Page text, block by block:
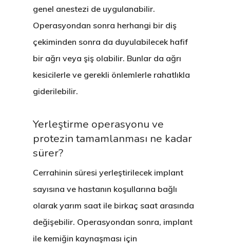
genel anestezi de uygulanabilir.
Operasyondan sonra herhangi bir diş
çekiminden sonra da duyulabilecek hafif
bir ağrı veya şiş olabilir. Bunlar da ağrı
kesicilerle ve gerekli önlemlerle rahatlıkla
giderilebilir.
Yerleştirme operasyonu ve
protezin tamamlanması ne kadar
sürer?
Cerrahinin süresi yerleştirilecek implant
sayısına ve hastanın koşullarına bağlı
olarak yarım saat ile birkaç saat arasında
değişebilir. Operasyondan sonra, implant
ile kemiğin kaynaşması için